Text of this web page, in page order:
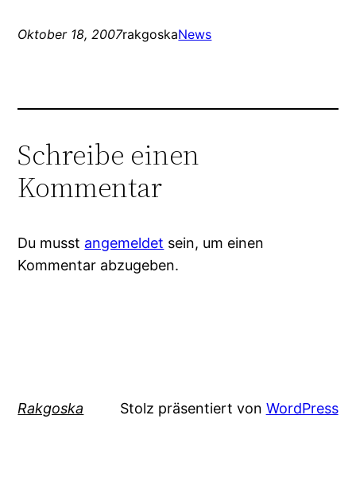
Oktober 18, 2007rakgoskaNews
Schreibe einen
Kommentar
Du musst angemeldet sein, um einen
Kommentar abzugeben.
Rakgoska Stolz präsentiert von WordPress